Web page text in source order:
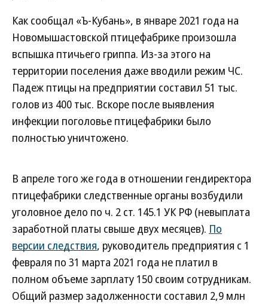
Как сообщал «Ъ-Кубань», в январе 2021 года на
Новомышастовской птицефабрике произошла
вспышка птичьего гриппа. Из-за этого на
территории поселения даже вводили режим ЧС.
Падеж птицы на предприятии составил 51 тыс.
голов из 400 тыс. Вскоре после выявления
инфекции поголовье птицефабрики было
полностью уничтожено.
В апреле того же года в отношении гендиректора
птицефабрики следственные органы возбудили
уголовное дело по ч. 2 ст. 145.1 УК РФ (невыплата
заработной платы свыше двух месяцев). По
версии следствия, руководитель предприятия с 1
февраля по 31 марта 2021 года не платил в
полном объеме зарплату 150 своим сотрудникам.
Общий размер задолженности составил 2,9 млн